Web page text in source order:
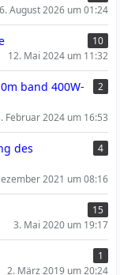
6. August 2026 um 01:24
10
12. Mai 2024 um 11:32
band 400W-
2
Februar 2024 um 16:53
des
4
2021 um 08:16
15
3. Mai 2020 um 19:17
1
2. März 2019 um 20:24